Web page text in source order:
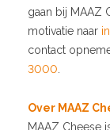
gaan bij MAAZ
motivatie naar
contact
3000
Over MAAZ
MAAZ Cheese